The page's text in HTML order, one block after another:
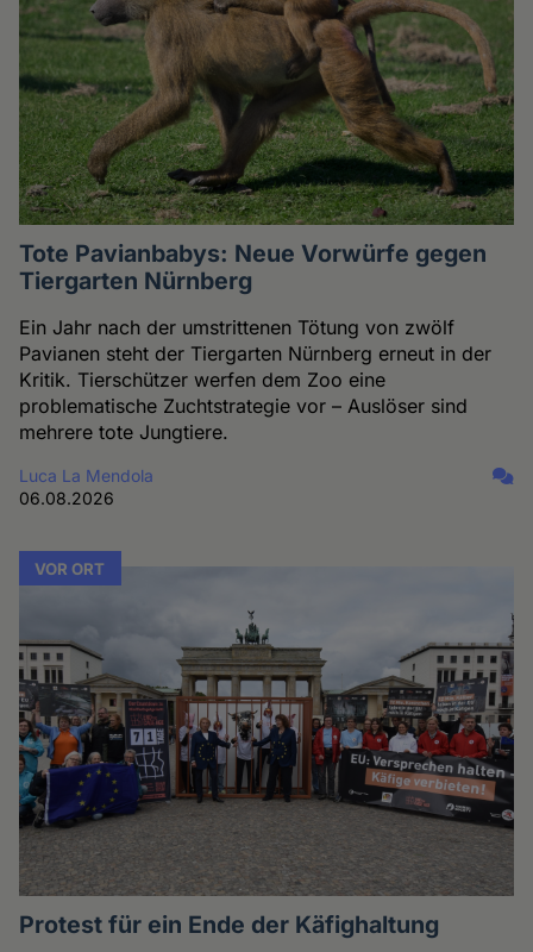
Tote Pavianbabys: Neue Vorwürfe gegen
Tiergarten Nürnberg
Ein Jahr nach der umstrittenen Tötung von zwölf
Pavianen steht der Tiergarten Nürnberg erneut in der
Kritik. Tierschützer werfen dem Zoo eine
problematische Zuchtstrategie vor – Auslöser sind
mehrere tote Jungtiere.
Luca La Mendola
06.08.2026
VOR ORT
Protest für ein Ende der Käfighaltung